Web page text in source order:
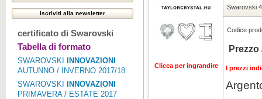
certificato di Swarovski
Tabella di formato
SWAROVSKI
INNOVAZIONI
AUTUNNO / INVERNO 2017/18
SWAROVSKI
INNOVAZIONI
PRIMAVERA / ESTATE 2017
Clicca per ingrandire
Swarovski
Codice
I prezzi